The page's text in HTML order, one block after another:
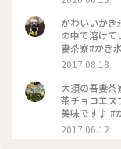
スプーマと
ている、間違いなしの
知 #名古屋 #
かわいいか
の中で溶けて
妻茶寮#かき
い夏に耐える
2017.08.18
大須の吾妻茶
茶チョコエス
美味です♪ #
2017.06.12